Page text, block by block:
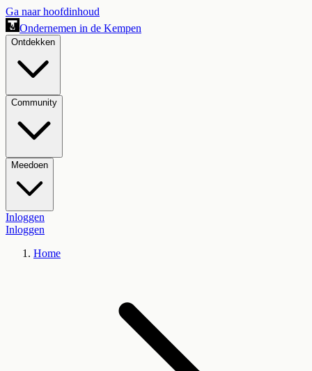
Ga naar hoofdinhoud
Ondernemen in de Kempen
Ontdekken
Community
Meedoen
Inloggen
Inloggen
Home